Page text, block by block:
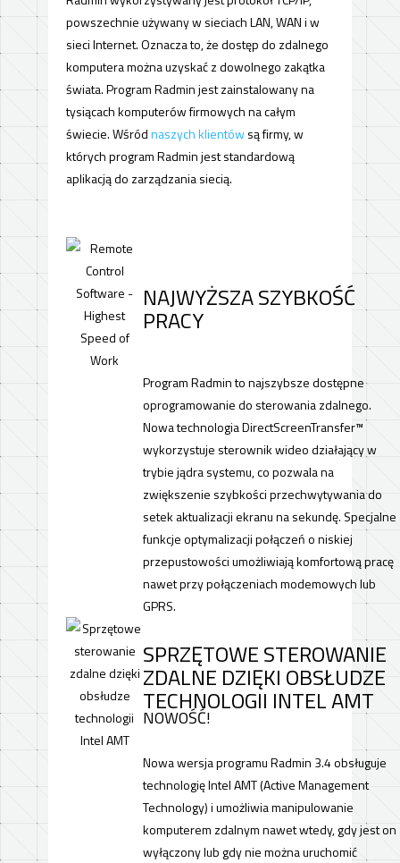
powszechnie używany w sieciach LAN, WAN i w
sieci Internet. Oznacza to, że dostęp do zdalnego
komputera można uzyskać z dowolnego zakątka
świata. Program Radmin jest zainstalowany na
tysiącach komputerów firmowych na całym
świecie. Wśródnaszych klientówsą firmy, w
których program Radmin jest standardową
aplikacją do zarządzania siecią.
NAJWYŻSZA SZYBKOŚĆ
PRACY
Program Radmin to najszybsze dostępne
oprogramowanie do sterowania zdalnego.
Nowa technologia DirectScreenTransfer™
wykorzystuje sterownik wideo działający w
trybie jądra systemu, co pozwala na
zwiększenie szybkości przechwytywania do
setek aktualizacji ekranu na sekundę. Specjalne
funkcje optymalizacji połączeń o niskiej
przepustowości umożliwiają komfortową pracę
nawet przy połączeniach modemowych lub
GPRS.
SPRZĘTOWE STEROWANIE
ZDALNE DZIĘKI OBSŁUDZE
TECHNOLOGII INTEL AMT
NOWOŚĆ!
Nowa wersja programu Radmin 3.4 obsługuje
technologię Intel AMT (Active Management
Technology) i umożliwia manipulowanie
komputerem zdalnym nawet wtedy, gdy jest on
wyłączony lub gdy nie można uruchomić